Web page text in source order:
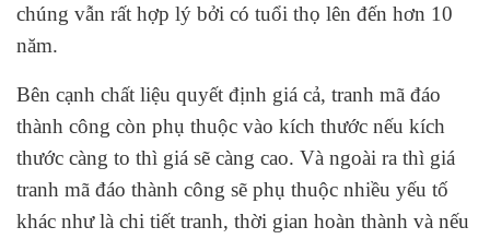
chúng vẫn rất hợp lý bởi có tuổi thọ lên đến hơn 10
năm.
Bên cạnh chất liệu quyết định giá cả, tranh mã đáo
thành công còn phụ thuộc vào kích thước nếu kích
thước càng to thì giá sẽ càng cao. Và ngoài ra thì giá
tranh mã đáo thành công sẽ phụ thuộc nhiều yếu tố
khác như là chi tiết tranh, thời gian hoàn thành và nếu